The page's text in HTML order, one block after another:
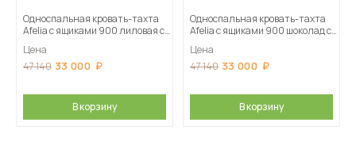
Односпальная кровать-тахта
Afelia с ящиками 900 лиловая с
Цена
47 140 33 000
В корзину
Односпальная кровать-тахта
Afelia с ящиками 900 шоколад с
Цена
47 140 33 000
В корзину